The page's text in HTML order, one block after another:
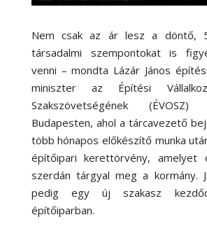
Nem csak az ár lesz a döntő,
társadalmi szempontokat is
venni – mondta Lázár János
miniszter az Építési
Szakszövetségének (ÉVOSZ)
Budapesten, ahol a tárcavezető
több hónapos előkészítő munka
építőipari kerettörvény, amelyet
szerdán tárgyal meg a kormány.
pedig egy új szakasz
építőiparban.